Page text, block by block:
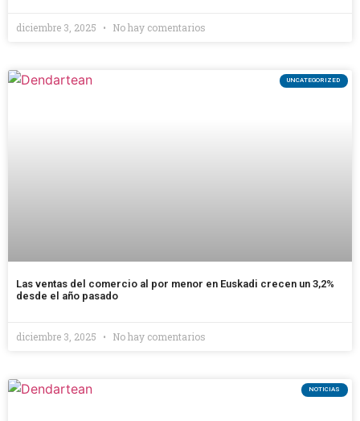
diciembre 3, 2025 No hay comentarios
UNCATEGORIZED
Las ventas del comercio al por menor en Euskadi crecen un 3,2%
desde el año pasado
diciembre 3, 2025 No hay comentarios
NOTICIAS